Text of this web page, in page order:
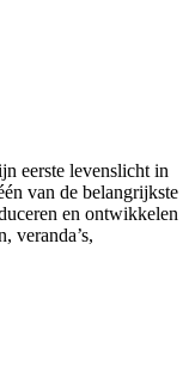
eerste levenslicht in
van de belangrijkste
en ontwikkelen
veranda’s,